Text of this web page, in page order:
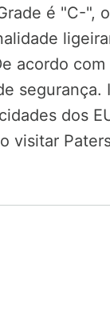
é "C-",
acordo
segurança.
dos
visitar